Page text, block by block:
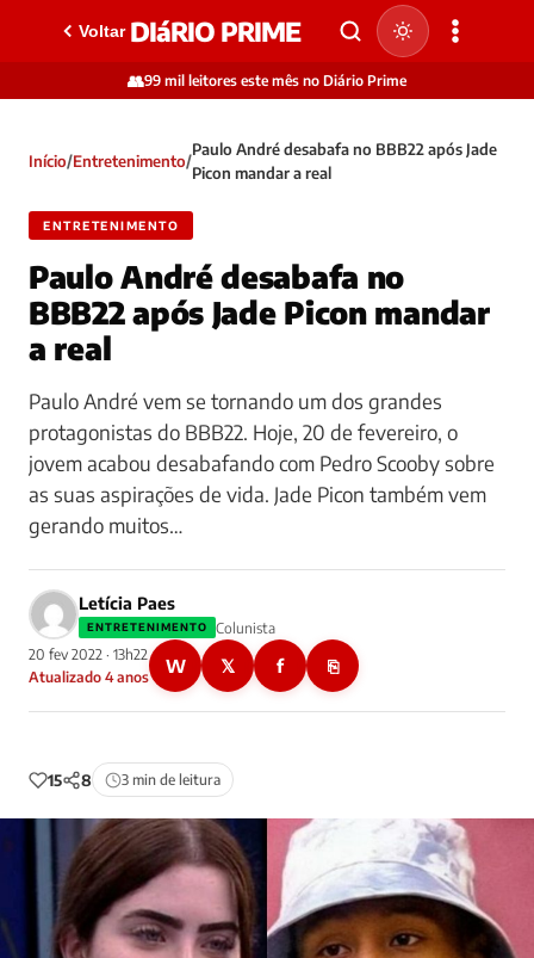
Voltar DIáRIO PRIME
👥99 mil leitores este mês no Diário Prime
Início/Entretenimento/
Paulo André desabafa no BBB22 após Jade
Picon mandar a real
ENTRETENIMENTO
Paulo André desabafa no
BBB22 após Jade Picon mandar
a real
Paulo André vem se tornando um dos grandes
protagonistas do BBB22. Hoje, 20 de fevereiro, o
jovem acabou desabafando com Pedro Scooby sobre
as suas aspirações de vida. Jade Picon também vem
gerando muitos…
Letícia Paes
ENTRETENIMENTO
Colunista
20 fev 2022 · 13h22
Atualizado 4 anos
W 𝕏 f ⎘
15 8 3 min de leitura